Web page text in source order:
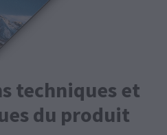
techniques et
du produit